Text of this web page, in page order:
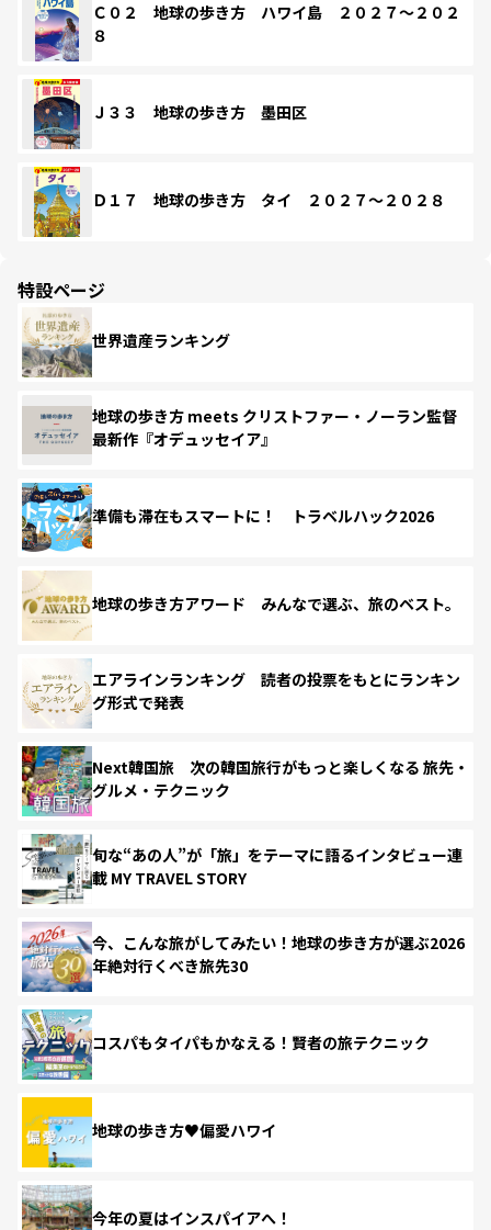
Ｃ０２ 地球の歩き方 ハワイ島 ２０２７～２０２
８
Ｊ３３ 地球の歩き方 墨田区
Ｄ１７ 地球の歩き方 タイ ２０２７～２０２８
特設ページ
世界遺産ランキング
地球の歩き方 meets クリストファー・ノーラン監督
最新作『オデュッセイア』
準備も滞在もスマートに！ トラベルハック2026
地球の歩き方アワード みんなで選ぶ、旅のベスト。
エアラインランキング 読者の投票をもとにランキン
グ形式で発表
Next韓国旅 次の韓国旅行がもっと楽しくなる 旅先・
グルメ・テクニック
旬な“あの人”が「旅」をテーマに語るインタビュー連
載 MY TRAVEL STORY
今、こんな旅がしてみたい！地球の歩き方が選ぶ2026
年絶対行くべき旅先30
コスパもタイパもかなえる！賢者の旅テクニック
地球の歩き方♥偏愛ハワイ
今年の夏はインスパイアへ！